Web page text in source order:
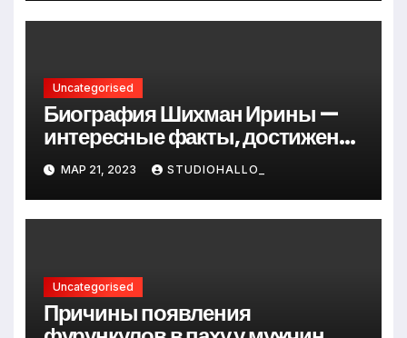
Uncategorised
Биография Шихман Ирины —
интересные факты, достижения
и путь к успеху
МАР 21, 2023 STUDIOHALLO_
Uncategorised
Причины появления